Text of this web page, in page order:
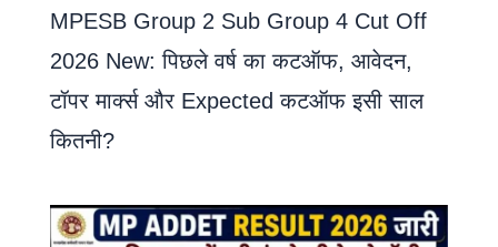
MPESB Group 2 Sub Group 4 Cut Off
2026 New: पिछले वर्ष का कटऑफ, आवेदन,
टॉपर मार्क्स और Expected कटऑफ इसी साल
कितनी?